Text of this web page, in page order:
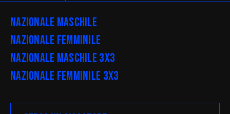
Regolamenti
Trasparenza
SafeGuarding/SPOC
Nazionale Maschile
Nazionale Femminile
Nazionale Maschile 3x3
Nazionale Femminile 3x3